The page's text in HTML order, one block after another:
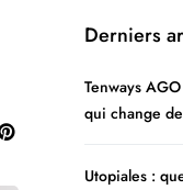
Derniers
Tenways
qui change
Utopiales :